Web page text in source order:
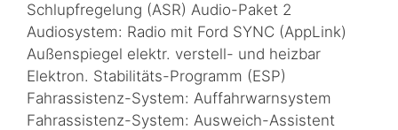
Schlupfregelung (ASR) Audio-Paket 2
Audiosystem: Radio mit Ford SYNC (AppLink)
Außenspiegel elektr. verstell- und heizbar
Elektron. Stabilitäts-Programm (ESP)
Fahrassistenz-System: Auffahrwarnsystem
Fahrassistenz-System: Ausweich-Assistent